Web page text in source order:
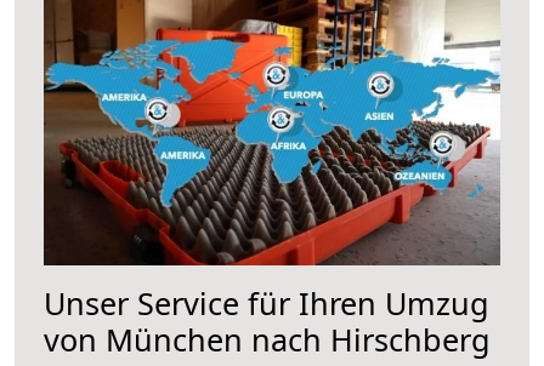
Unser Service für Ihren Umzug
von München nach Hirschberg